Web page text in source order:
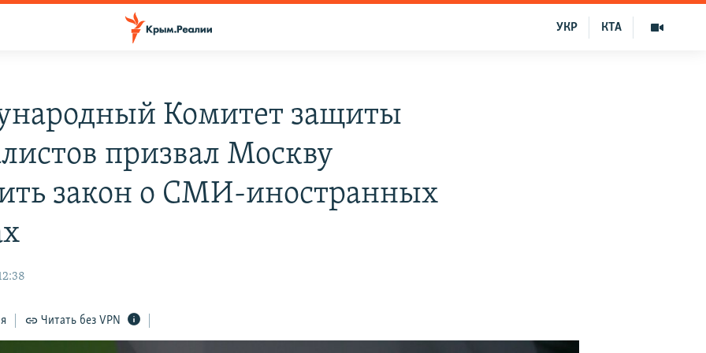
КТА
УКР
Комитет защиты
призвал Москву
закон о СМИ-иностранных
Читать без VPN